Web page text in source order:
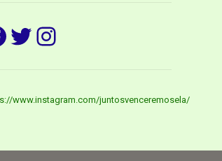
Twitter
Instagram
www.instagram.com/juntosvenceremosela/